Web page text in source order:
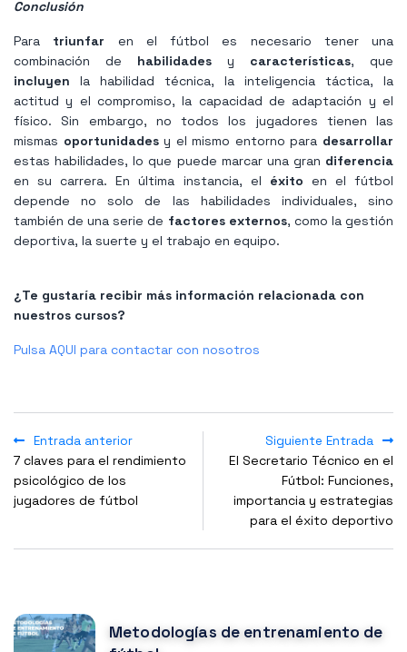
Conclusión
Para triunfar en el fútbol es necesario tener una
combinación de habilidades y características, que
incluyen la habilidad técnica, la inteligencia táctica, la
actitud y el compromiso, la capacidad de adaptación y el
físico. Sin embargo, no todos los jugadores tienen las
mismas oportunidadesy el mismo entorno para desarrollar
estas habilidades, lo que puede marcar una gran diferencia
en su carrera. En última instancia, el éxito en el fútbol
depende no solo de las habilidades individuales, sino
también de una serie de factores externos, como la gestión
deportiva, la suerte y el trabajo en equipo.
¿Te gustaría recibir más información relacionada con
nuestros cursos?
Pulsa AQUI para contactar con nosotros
Entrada anterior
7 claves para el rendimiento
psicológico de los
jugadores de fútbol
Siguiente Entrada
El Secretario Técnico en el
Fútbol: Funciones,
importancia y estrategias
para el éxito deportivo
Metodologías de entrenamiento de